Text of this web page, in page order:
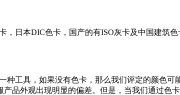
日本DIC色卡，国产的有ISO灰卡及中国建筑
工具，如果没有色卡，那么我们评定的颜色可
品外观出现明显的偏差。但是，当我们通过色